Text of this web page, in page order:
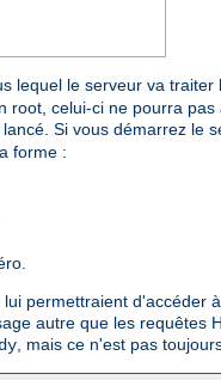
lequel le serveur va
celui-ci ne pourra
Si vous démarrez le
forme :
permettraient
autre que les requêtes
, mais ce n'est pas